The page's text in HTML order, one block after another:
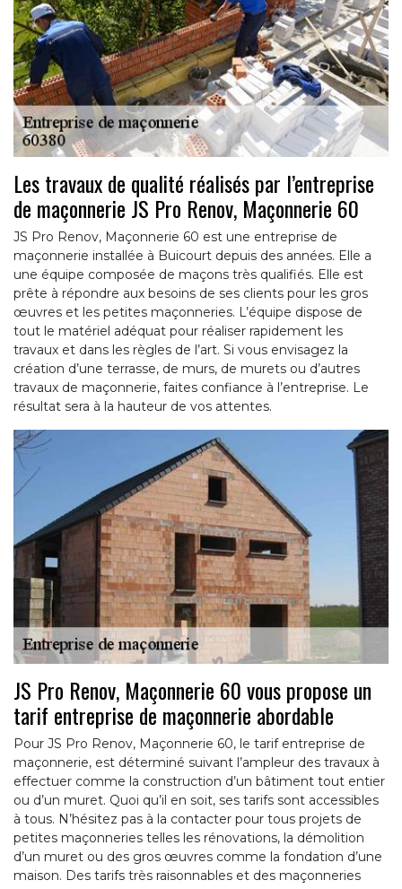
Les travaux de qualité réalisés par l’entreprise
de maçonnerie JS Pro Renov, Maçonnerie 60
JS Pro Renov, Maçonnerie 60 est une entreprise de
maçonnerie installée à Buicourt depuis des années. Elle a
une équipe composée de maçons très qualifiés. Elle est
prête à répondre aux besoins de ses clients pour les gros
œuvres et les petites maçonneries. L’équipe dispose de
tout le matériel adéquat pour réaliser rapidement les
travaux et dans les règles de l’art. Si vous envisagez la
création d’une terrasse, de murs, de murets ou d’autres
travaux de maçonnerie, faites confiance à l’entreprise. Le
résultat sera à la hauteur de vos attentes.
JS Pro Renov, Maçonnerie 60 vous propose un
tarif entreprise de maçonnerie abordable
Pour JS Pro Renov, Maçonnerie 60, le tarif entreprise de
maçonnerie, est déterminé suivant l’ampleur des travaux à
effectuer comme la construction d’un bâtiment tout entier
ou d’un muret. Quoi qu’il en soit, ses tarifs sont accessibles
à tous. N’hésitez pas à la contacter pour tous projets de
petites maçonneries telles les rénovations, la démolition
d’un muret ou des gros œuvres comme la fondation d’une
maison. Des tarifs très raisonnables et des maçonneries